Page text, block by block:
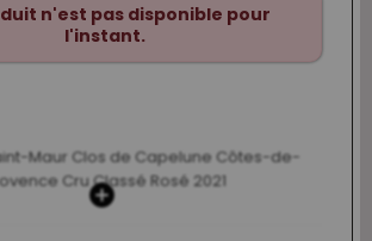
n'est pas disponible pour
l'instant.
Maur Clos de Capelune Côtes-de-
Cru Classé Rosé 2021